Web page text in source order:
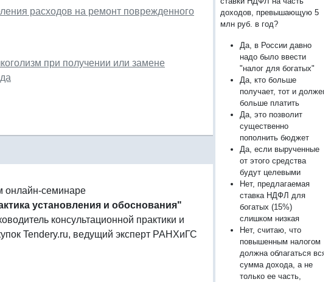
расходов на ремонт поврежденного
при получении или замене
онлайн-семинаре
установления и обоснования"
консультационной практики и
Tendery.ru, ведущий эксперт РАНХиГС
доходов, превышающую 5
млн руб. в год?
Да, в России давно
надо было ввести
"налог для богатых"
Да, кто больше
получает, тот и должен
больше платить
Да, это позволит
существенно
пополнить бюджет
Да, если вырученные
от этого средства
будут целевыми
Нет, предлагаемая
ставка НДФЛ для
богатых (15%)
слишком низкая
Нет, считаю, что
повышенным налогом
должна облагаться вся
сумма дохода, а не
только ее часть,